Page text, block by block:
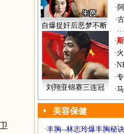
自爆捉奸后恶梦不断
·
·
刘翔亚锦赛三连冠
·
·
·
·
·
美容保健
·丰胸--林志玲爆丰胸秘诀